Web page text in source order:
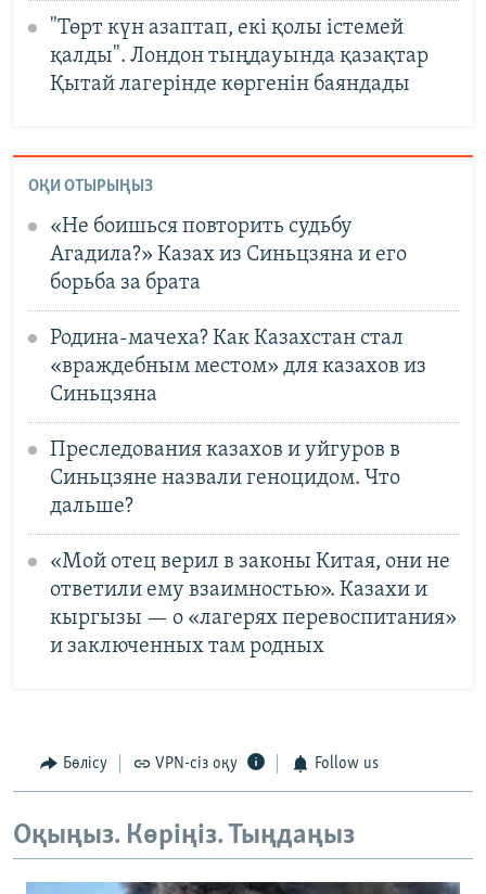
"Төрт күн азаптап, екі қолы істемей
қалды". Лондон тыңдауында қазақтар
Қытай лагерінде көргенін баяндады
ОҚИ ОТЫРЫҢЫЗ
«Не боишься повторить судьбу
Агадила?» Казах из Синьцзяна и его
борьба за брата
Родина-мачеха? Как Казахстан стал
«враждебным местом» для казахов из
Синьцзяна
Преследования казахов и уйгуров в
Синьцзяне назвали геноцидом. Что
дальше?
«Мой отец верил в законы Китая, они не
ответили ему взаимностью». Казахи и
кыргызы — о «лагерях перевоспитания»
и заключенных там родных
Бөлісу VPN-сіз оқу Follow us
Оқыңыз. Көріңіз. Тыңдаңыз